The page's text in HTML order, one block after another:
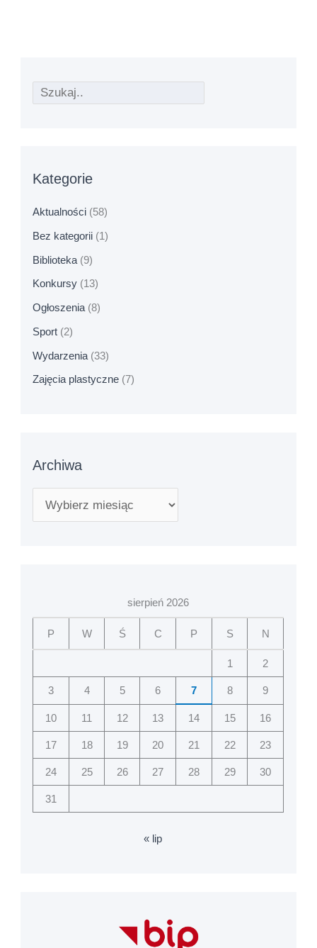
Kategorie
Aktualności (58)
Bez kategorii (1)
Biblioteka (9)
Konkursy (13)
Ogłoszenia (8)
Sport (2)
Wydarzenia (33)
Zajęcia plastyczne (7)
Archiwa
sierpień 2026
P W Ś C P S N
1 2
3 4 5 6 7 8 9
10 11 12 13 14 15 16
17 18 19 20 21 22 23
24 25 26 27 28 29 30
31
« lip